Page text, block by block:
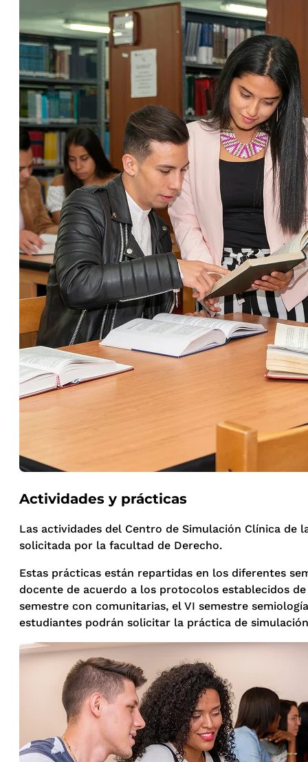
Actividades y prácticas
Las actividades del Centro de Simulación Clínica de
solicitada por la facultad de Derecho.
Estas prácticas están repartidas en los diferentes
docente de acuerdo a los protocolos establecidos
semestre con comunitarias, el VI semestre
estudiantes podrán solicitar la práctica de